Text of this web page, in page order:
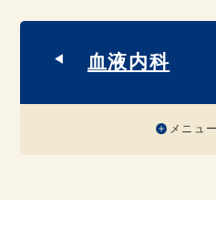
血液内科
メニュ